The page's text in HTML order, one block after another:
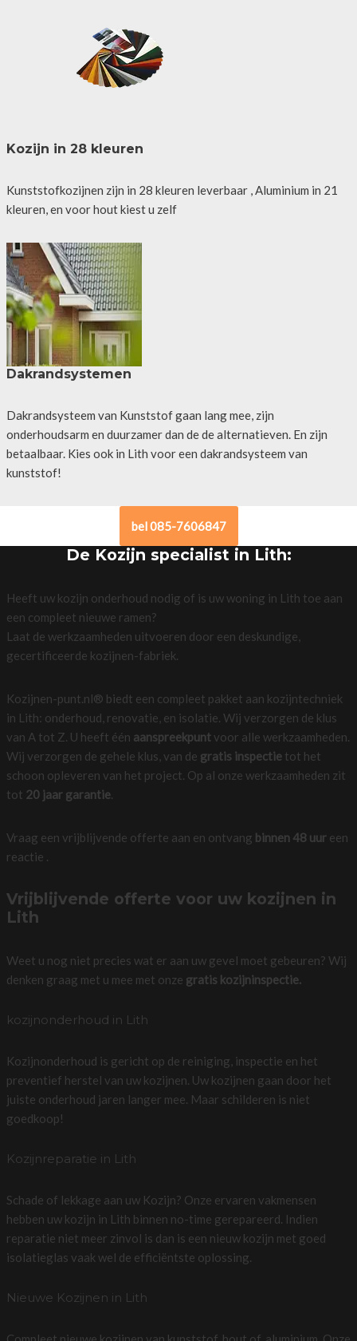
Kozijn in 28 kleuren
Kunststofkozijnen zijn in 28 kleuren leverbaar , Aluminium in 21
kleuren, en voor hout kiest u zelf
Dakrandsystemen
Dakrandsysteem van Kunststof gaan lang mee, zijn
onderhoudsarm en duurzamer dan de de alternatieven. En zijn
betaalbaar. Kies ook in Lith voor een dakrandsysteem van
kunststof!
bel 085-7606847
De Kozijn specialist in Lith:
Heeft uw kozijn onderhoud nodig of is uw woning in Lith toe aan
een compleet nieuwe ramen?
Laat de werkzaamheden uitvoeren door een deskundige,
gecertificeerde kozijnen-fabriek.
Kozijnen-punt.nl® biedt een compleet pakket aan kozijntechniek
in Lith: onderhoud, renovatie, en isolatie. Wij verzorgen de klus
van A tot Z. U heeft één aanspreekpuntvoor alle werkzaamheden.
Wij verzorgen de gehele klus, van de gratis inspectietot het
schoon opleveren van het project. Op al onze werkzaamheden zit
tot 20 jaar garantie.
Vraag een vrijblijvende offerte aan en ontvang binnen 48 uureen
reactie .
Vrijblijvende offerte voor uw kozijnen in
Lith
Weet u nog niet precies wat er aan uw gevel moet gebeuren? Wij
denken graag met u mee met onze gratis kozijninspectie.
kozijnonderhoud in Lith
Kozijnonderhoud is gericht op de reiniging, inspectie en het
preventief herstel van uw kozijnen. Uw kozijnen gaan door het
juiste onderhoud jaren langer mee. Maar schilderen is niet
goedkoop!
Kozijnreparatie in Lith
Schade of lekkage aan uw Kozijn? Onze ervaren vakmensen
hebben uw kozijn in Lith binnen no-time gerepareerd. Indien
reparatie niet meer zinvol is dan is een nieuw kozijn met goed
isolatieglas vaak wel de efficiëntste oplossing.
Nieuwe Kozijnen in Lith